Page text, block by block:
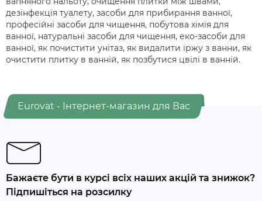
дезінфекція туалету, засоби для прибирання ванної,
професійні засоби для чищення, побутова хімія для
ванної, натуральні засоби для чищення, еко-засоби для
ванної, як почистити унітаз, як видалити іржу з ванни, як
очистити плитку в ванній, як позбутися цвілі в ванній.
Eurovat - Інтернет-магазин для Вас
Бажаєте бути в курсі всіх наших акцій та знижок?
Підпишіться на розсилку